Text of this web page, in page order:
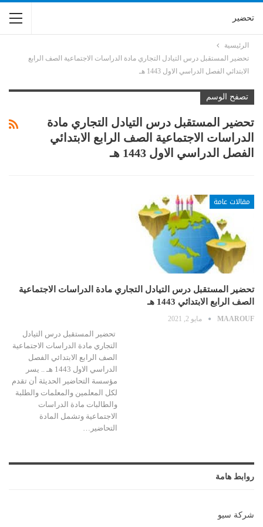
تحضير
الرئيسية
تحضير المستقبل درس التيادل التجاري مادة الدراسات الاجتماعية الصف الرابع
الابتدائي الفصل الدراسي الاول 1443 هـ
تصفح الوسم
تحضير المستقبل درس التيادل التجاري مادة
الدراسات الاجتماعية الصف الرابع الابتدائي
الفصل الدراسي الاول 1443 هـ
مقالات عامة
تحضير المستقبل درس التيادل التجاري مادة الدراسات الاجتماعية
الصف الرابع الابتدائي 1443 هـ
MAAROUF مايو 2, 2021
تحضير المستقبل درس التيادل
التجاري مادة الدراسات الاجتماعية
الصف الرابع الابتدائي الفصل
الدراسي الاول 1443 هـ .. يسر
مؤسسة التحاضير الحديثة أن تقدم
لكل المعلمين والمعلمات والطلبة
والطالبات مادة الدراسات
الاجتماعية وتشمل المادة
التحاضير…
روابط هامة
شركة سيو